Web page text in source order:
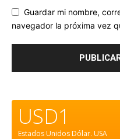
Guardar mi nombre,
navegador la próxima vez
USD1
Estados Unidos Dólar. USA